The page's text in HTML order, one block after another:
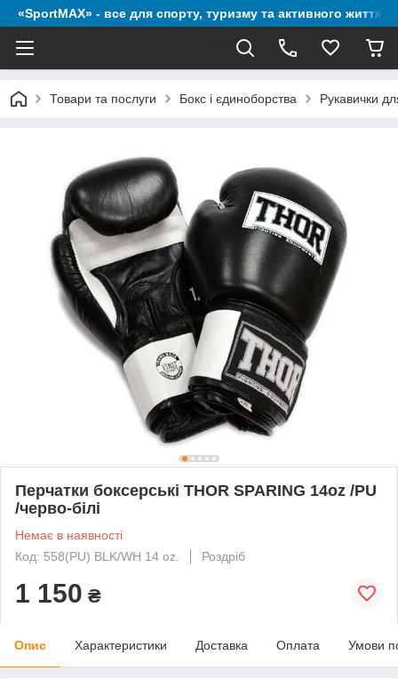
«SportMAX» - все для спорту, туризму та активного життя
Товари та послуги Бокс і єдиноборства Рукавички
Перчатки боксерські THOR SPARING 14oz /PU
/черво-білі
Немає в наявності
Код: 558(PU) BLK/WH 14 oz.
Роздріб
1 150 ₴
Опис Характеристики Доставка Оплата Умови